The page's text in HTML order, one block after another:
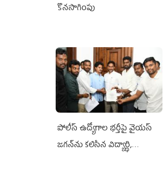
కొనసాగింపు
పోలీస్ ఉద్యోగాల భర్తీపై వైయస్
జగన్‌ను కలిసిన విద్యార్థి,